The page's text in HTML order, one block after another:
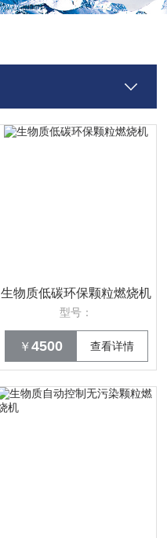
生物质低碳环保颗粒燃烧机
型号：
￥4500 查看详情